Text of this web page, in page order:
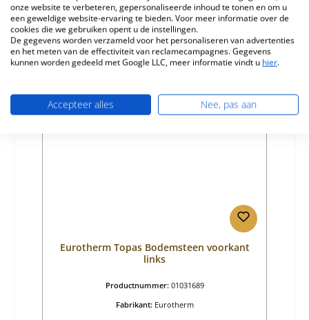
Normale prijs:
€ 25,31
Beschikbaar, levertijd: 4-6 dagen
Details
Nog 10 op voorraad!
Eurotherm Topas Bodemsteen voorkant
links
Productnummer: 01031689
Fabrikant: Eurotherm
onze website te verbeteren, gepersonaliseerde inhoud te tonen en om u
een geweldige website-ervaring te bieden. Voor meer informatie over de
cookies die we gebruiken opent u de instellingen.
De gegevens worden verzameld voor het personaliseren van advertenties
en het meten van de effectiviteit van reclamecampagnes. Gegevens
kunnen worden gedeeld met Google LLC, meer informatie vindt u hier.
Accepteer alles Nee, pas aan